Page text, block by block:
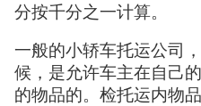
分按千分之一计算。
一般的小轿车托运公司
候，是允许车主在自己
的物品的。检托运内物